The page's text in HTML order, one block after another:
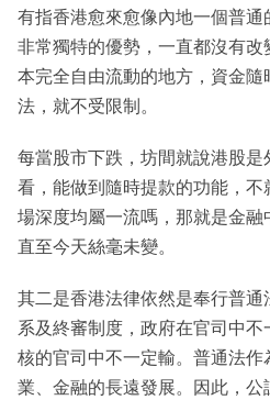
有指香港愈來愈像內地一個普
非常獨特的優勢，一直都沒有
本完全自由流動的地方，資金
法，就不受限制。
每當股市下跌，坊間就說港股
看，能做到隨時提款的功能，
場深度均屬一流嗎，那就是金
直至今天絲毫未變。
其二是香港法律依然是奉行普
系及終審制度，政府在官司中
核的官司中不一定輸。普通法
業、金融的長遠發展。因此，